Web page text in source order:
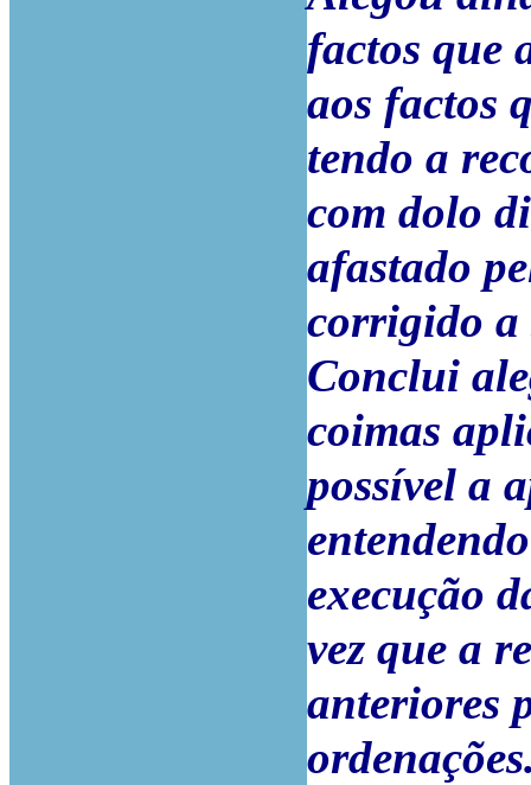
factos que
aos factos
tendo a
com dolo
afastado
corrigido a
Conclui
coimas
possível a
execução
vez que a
anteriores